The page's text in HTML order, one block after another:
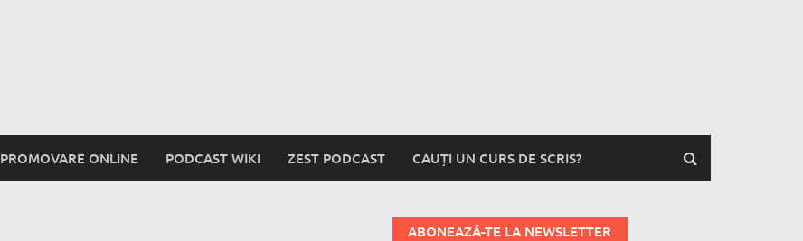
PROMOVARE ONLINE PODCAST WIKI ZEST PODCAST CAUȚI UN CURS DE SCRIS?
ABONEAZĂ-TE LA NEWSLETTER